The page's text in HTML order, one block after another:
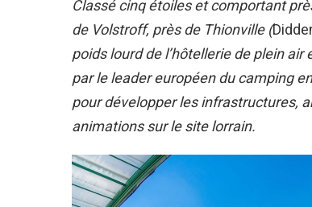
Classé cinq étoiles et comportant
de Volstroff, près de Thionville (
poids lourd de l’hôtellerie de plein
par le leader européen du camping
pour développer les infrastructures,
animations sur le site lorrain.